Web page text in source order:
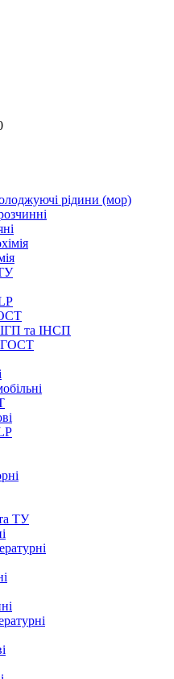
рідини (мор)
ІГП та ІНСП
ГОСТ
ТУ